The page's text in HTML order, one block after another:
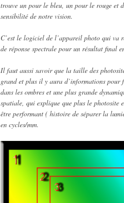
trouve un pour le bleu, un pour le rouge et
sensibilité de notre vision.
C’est le logiciel de l’appareil photo qui va
de réponse spectrale pour un résultat final
Il faut aussi savoir que la taille des
grand et plus il y aura d’informations pour
dans les ombres et une plus grande
spatiale, qui explique que plus le photosite
être performant ( histoire de séparer la
en cycles/mm.